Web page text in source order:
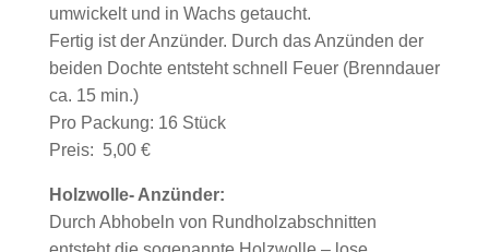
umwickelt und in Wachs getaucht.
Fertig ist der Anzünder. Durch das Anzünden der
beiden Dochte entsteht schnell Feuer (Brenndauer
ca. 15 min.)
Pro Packung: 16 Stück
Preis: 5,00 €
Holzwolle- Anzünder:
Durch Abhobeln von Rundholzabschnitten